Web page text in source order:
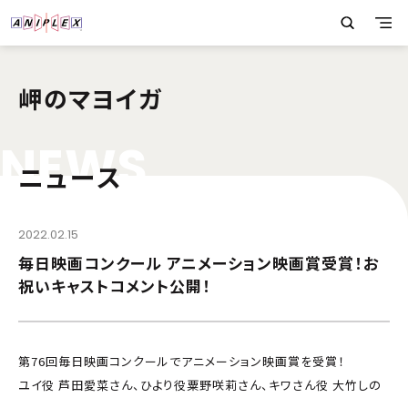
岬のマヨイガ
NEWS
ニュース
2022.02.15
毎日映画コンクール アニメーション映画賞受賞！お
祝いキャストコメント公開！
第76回毎日映画コンクールでアニメーション映画賞を受賞！
ユイ役 芦田愛菜さん、ひより役粟野咲莉さん、キワさん役 大竹しの